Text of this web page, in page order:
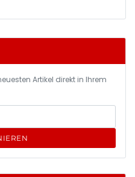
Artikel direkt in Ihrem